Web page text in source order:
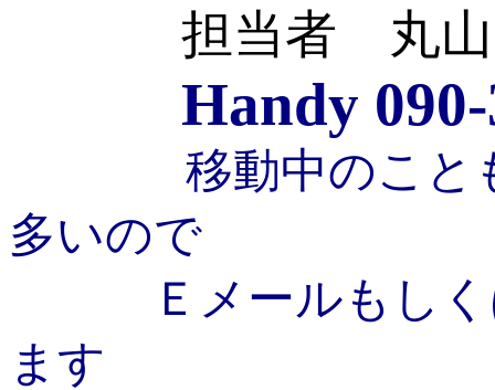
担当者 丸
Handy
移動中のこと
多いので
Ｅメールもしく
ます